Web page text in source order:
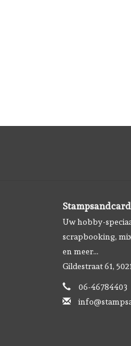
Uw hobby-
scrapbooking,
en meer...
Gildestraat 61,
06-46784403